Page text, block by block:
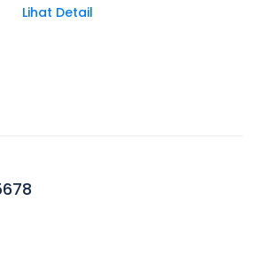
Lihat Detail